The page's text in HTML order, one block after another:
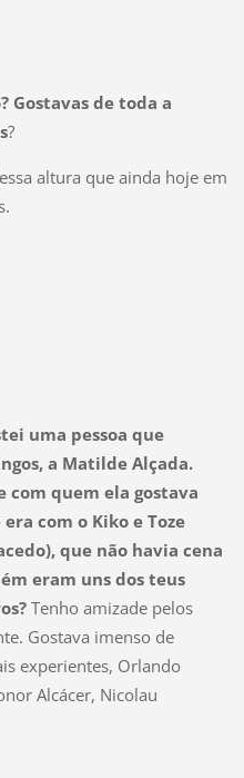
Gostavas de toda a
?
altura que ainda hoje em
uma pessoa que
a Matilde Alçada.
com quem ela gostava
com o Kiko e Toze
que não havia cena
eram uns dos teus
Tenho amizade pelos
Gostava imenso de
experientes, Orlando
Alcácer, Nicolau